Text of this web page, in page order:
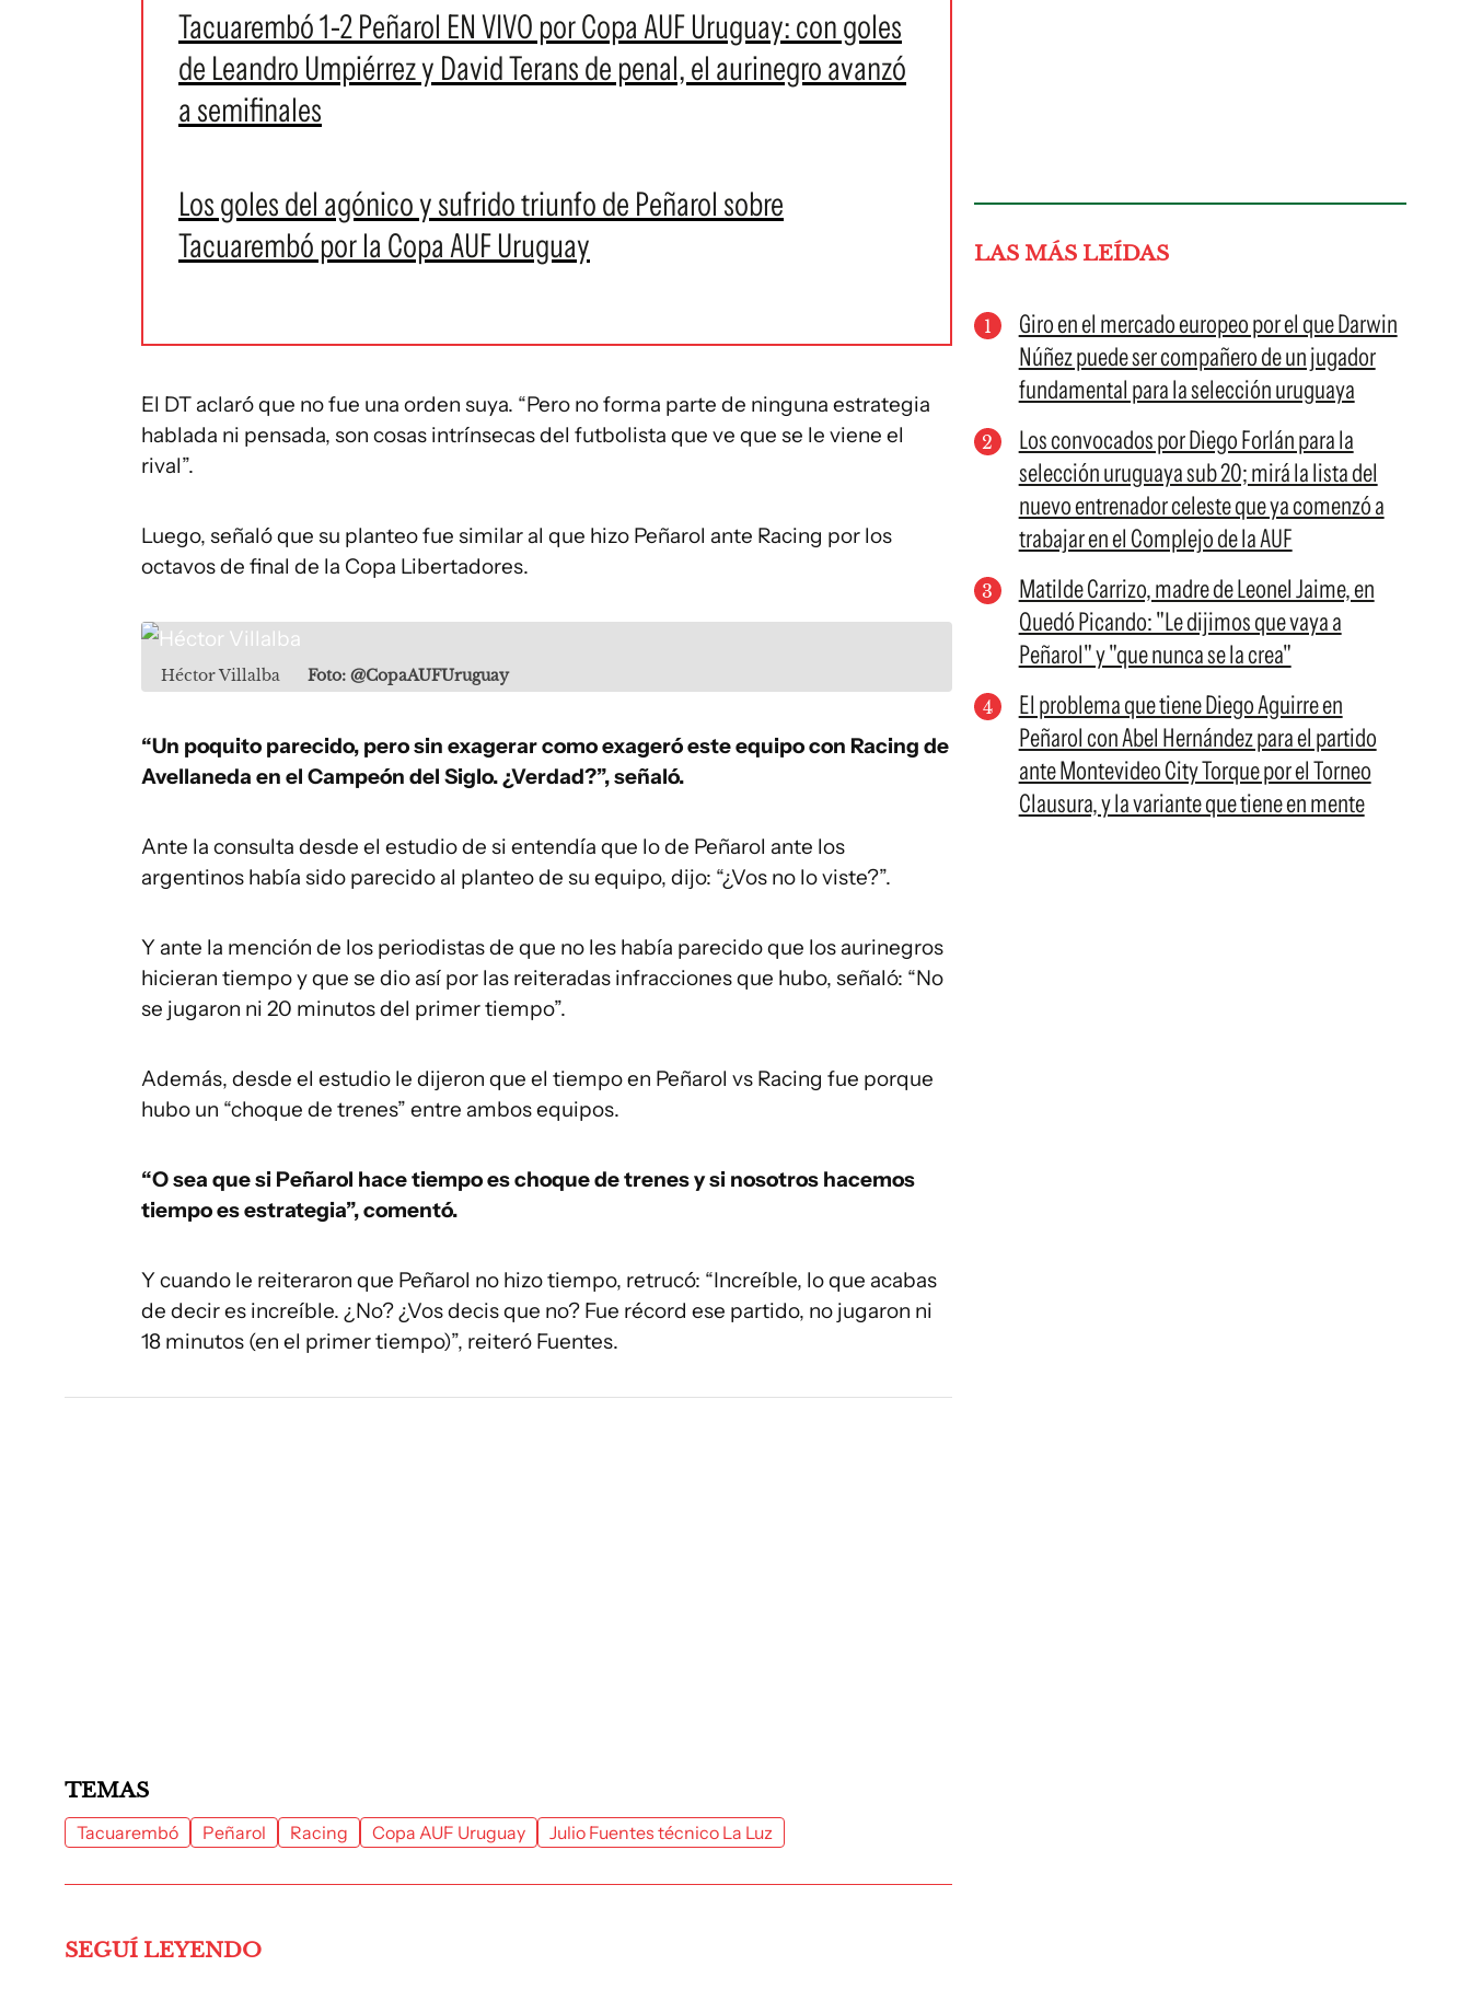
Tacuarembó 1-2 Peñarol EN VIVO por Copa AUF Uruguay: con goles
de Leandro Umpiérrez y David Terans de penal, el aurinegro avanzó
a semifinales
Los goles del agónico y sufrido triunfo de Peñarol sobre
Tacuarembó por la Copa AUF Uruguay
El DT aclaró que no fue una orden suya. “Pero no forma parte de ninguna estrategia
hablada ni pensada, son cosas intrínsecas del futbolista que ve que se le viene el
rival”.
Luego, señaló que su planteo fue similar al que hizo Peñarol ante Racing por los
octavos de final de la Copa Libertadores.
Héctor Villalba Foto: @CopaAUFUruguay
“Un poquito parecido, pero sin exagerar como exageró este equipo con Racing de
Avellaneda en el Campeón del Siglo. ¿Verdad?”, señaló.
Ante la consulta desde el estudio de si entendía que lo de Peñarol ante los
argentinos había sido parecido al planteo de su equipo, dijo: “¿Vos no lo viste?”.
Y ante la mención de los periodistas de que no les había parecido que los aurinegros
hicieran tiempo y que se dio así por las reiteradas infracciones que hubo, señaló: “No
se jugaron ni 20 minutos del primer tiempo”.
Además, desde el estudio le dijeron que el tiempo en Peñarol vs Racing fue porque
hubo un “choque de trenes” entre ambos equipos.
“O sea que si Peñarol hace tiempo es choque de trenes y si nosotros hacemos
tiempo es estrategia”, comentó.
Y cuando le reiteraron que Peñarol no hizo tiempo, retrucó: “Increíble, lo que acabas
de decir es increíble. ¿No? ¿Vos decis que no? Fue récord ese partido, no jugaron ni
18 minutos (en el primer tiempo)”, reiteró Fuentes.
LAS MÁS LEÍDAS
Giro en el mercado europeo por el que Darwin
Núñez puede ser compañero de un jugador
fundamental para la selección uruguaya
Los convocados por Diego Forlán para la
selección uruguaya sub 20; mirá la lista del
nuevo entrenador celeste que ya comenzó a
trabajar en el Complejo de la AUF
Matilde Carrizo, madre de Leonel Jaime, en
Quedó Picando: "Le dijimos que vaya a
Peñarol" y "que nunca se la crea"
El problema que tiene Diego Aguirre en
Peñarol con Abel Hernández para el partido
ante Montevideo City Torque por el Torneo
Clausura, y la variante que tiene en mente
TEMAS
Tacuarembó Peñarol Racing Copa AUF Uruguay Julio Fuentes técnico La Luz
SEGUÍ LEYENDO